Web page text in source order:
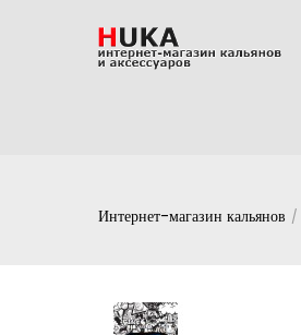
Интернет-магазин кальянов